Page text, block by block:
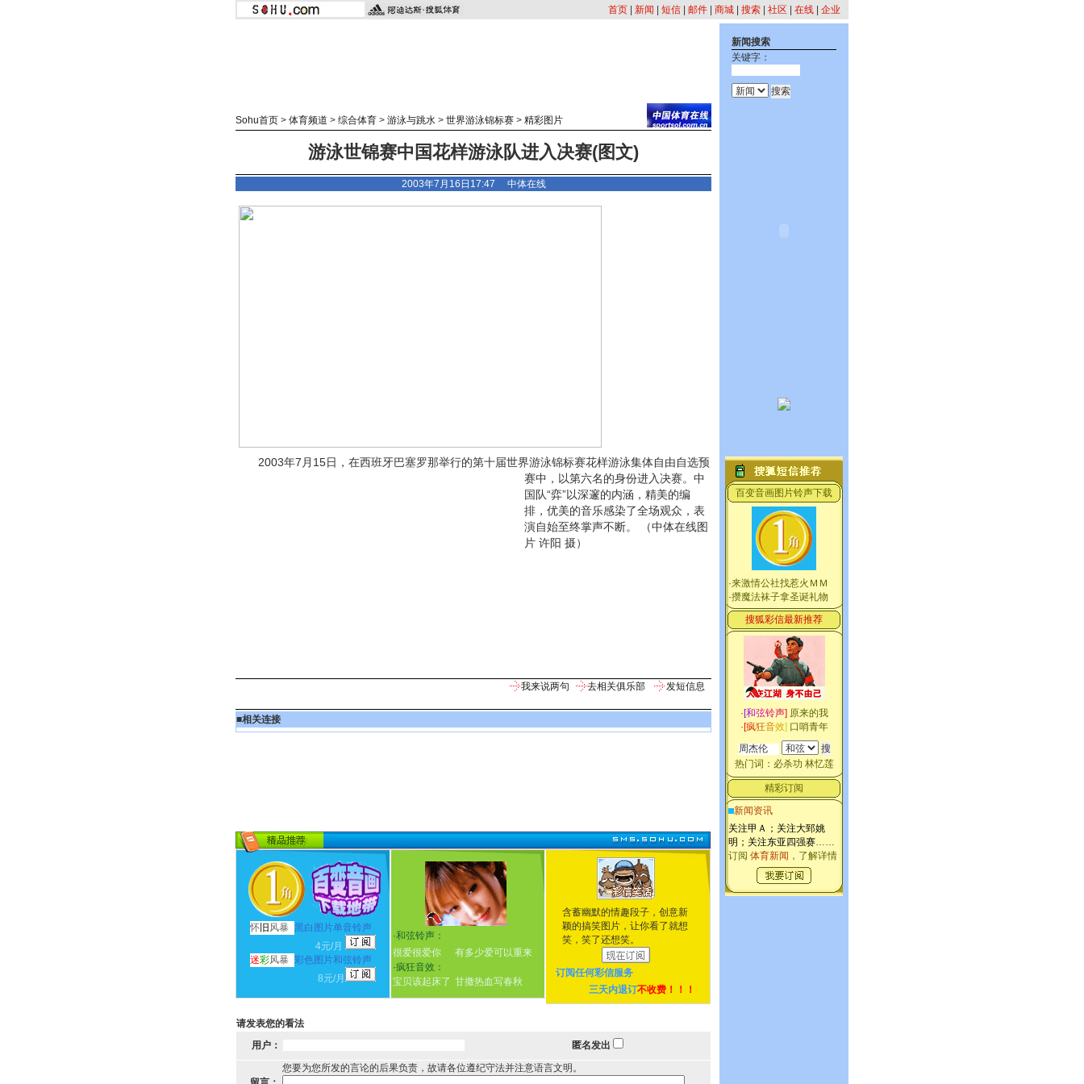
首页 新闻 短信 邮件 商城 搜索 社区 在线 企业
Sohu首页 > 体育频道 > 综合体育 > 游泳与跳水 > 世界游泳锦标赛 > 精彩图片
游泳世锦赛中国花样游泳队进入决赛(图文)
2003年7月16日17:47 中体在线
2003年7月15日，在西班牙巴塞罗那举行的第十届世界游泳锦标赛花样游泳集体自由自选预
赛中，以第六名的身份进入决赛。 中
国队“弈”以深邃的内涵，精美的编
排，优美的音乐感染了全场观众，表
演自始至终掌声不断。 （中体在线图
片 许阳 摄）
我来说两句 去相关俱乐部 发短信息
■相关连接
怀 旧 风暴
黑白图片单音铃声
4元/月
迷彩风暴 彩色图片和弦铃声
8元/月
·和弦铃声：
很爱很爱你
有多少爱可以重来
·疯狂音效：
宝贝该起床了 甘撒热血写春秋
含蓄幽默的情趣段子，创意新
颖的搞笑图片，让你看了就想
笑，笑了还想笑。
订阅任何彩信服务
三天内退订不收费！！！
请发表您的看法
用户：
匿名发出
您要为您所发的言论的后果负责，故请各位遵纪守法并注意语言文明。
新闻搜索
关键字：
百变音画图片铃声下载
·来激情公社找惹火ＭＭ
·攒魔法袜子拿圣诞礼物
搜狐彩信最新推荐
·[和弦铃声] 原来的我
·[疯狂音效] 口哨青年
热门词： 必杀功 林忆莲
精彩订阅
新闻资讯
关注甲Ａ；关注大郅姚
明；关注东亚四强赛……
订阅 体育新闻 ，了解详情